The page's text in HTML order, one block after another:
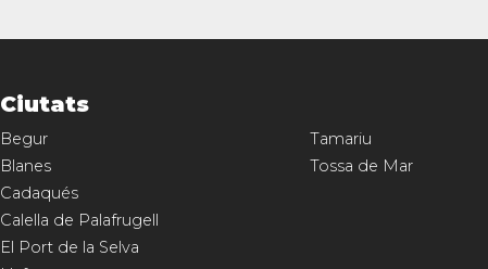
Ciutats
Begur
Blanes
Cadaqués
Calella de Palafrugell
El Port de la Selva
Tamariu
Tossa de Mar